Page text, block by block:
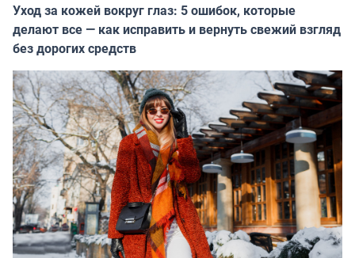
Уход за кожей вокруг глаз: 5 ошибок, которые
делают все — как исправить и вернуть свежий взгляд
без дорогих средств